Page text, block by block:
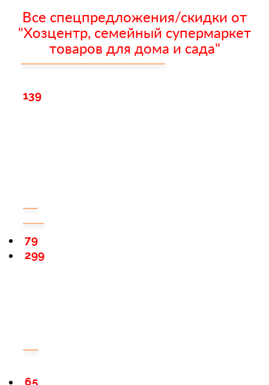
Все спецпредложения/скидки от
"Хозцентр, семейный супермаркет
товаров для дома и сада"
139
299
79
65